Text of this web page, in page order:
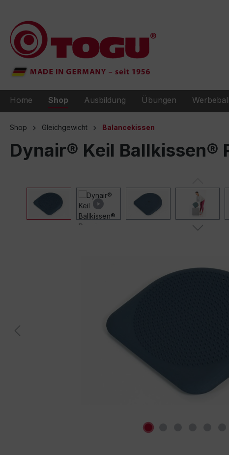
Home Shop Ausbildung Übungen Werbeball
Shop Gleichgewicht Balancekissen
Dynair® Keil Ballkissen®